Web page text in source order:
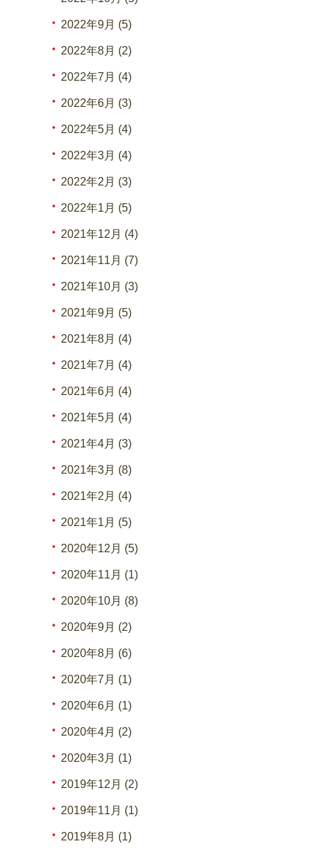
2022年9月 (5)
2022年8月 (2)
2022年7月 (4)
2022年6月 (3)
2022年5月 (4)
2022年3月 (4)
2022年2月 (3)
2022年1月 (5)
2021年12月 (4)
2021年11月 (7)
2021年10月 (3)
2021年9月 (5)
2021年8月 (4)
2021年7月 (4)
2021年6月 (4)
2021年5月 (4)
2021年4月 (3)
2021年3月 (8)
2021年2月 (4)
2021年1月 (5)
2020年12月 (5)
2020年11月 (1)
2020年10月 (8)
2020年9月 (2)
2020年8月 (6)
2020年7月 (1)
2020年6月 (1)
2020年4月 (2)
2020年3月 (1)
2019年12月 (2)
2019年11月 (1)
2019年8月 (1)